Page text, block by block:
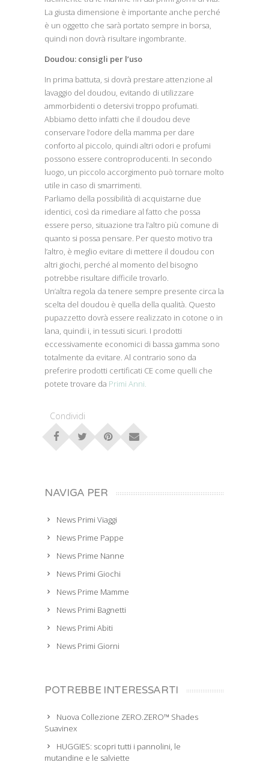
La giusta dimensione è importante anche perché
è un oggetto che sarà portato sempre in borsa,
quindi non dovrà risultare ingombrante.
Doudou: consigli per l’uso
In prima battuta, si dovrà prestare attenzione al
lavaggio del doudou, evitando di utilizzare
ammorbidenti o detersivi troppo profumati.
Abbiamo detto infatti che il doudou deve
conservare l’odore della mamma per dare
conforto al piccolo, quindi altri odori e profumi
possono essere controproducenti. In secondo
luogo, un piccolo accorgimento può tornare molto
utile in caso di smarrimenti.
Parliamo della possibilità di acquistarne due
identici, così da rimediare al fatto che possa
essere perso, situazione tra l’altro più comune di
quanto si possa pensare. Per questo motivo tra
l’altro, è meglio evitare di mettere il doudou con
altri giochi, perché al momento del bisogno
potrebbe risultare difficile trovarlo.
Un’altra regola da tenere sempre presente circa la
scelta del doudou è quella della qualità. Questo
pupazzetto dovrà essere realizzato in cotone o in
lana, quindi i, in tessuti sicuri. I prodotti
eccessivamente economici di bassa gamma sono
totalmente da evitare. Al contrario sono da
preferire prodotti certificati CE come quelli che
potete trovare da Primi Anni.
Condividi
NAVIGA PER
News Primi Viaggi
News Prime Pappe
News Prime Nanne
News Primi Giochi
News Prime Mamme
News Primi Bagnetti
News Primi Abiti
News Primi Giorni
POTREBBE INTERESSARTI
Nuova Collezione ZERO.ZERO™ Shades
Suavinex
HUGGIES: scopri tutti i pannolini, le
mutandine e le salviette